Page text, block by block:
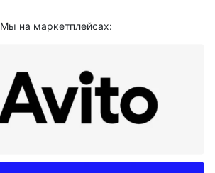
Мы на маркетплейсах: